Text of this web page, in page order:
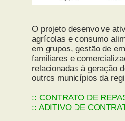
O projeto desenvolve
agrícolas e consumo
em grupos, gestão de
familiares e
relacionadas à geração
outros municípios da
:: CONTRATO DE
:: ADITIVO DE